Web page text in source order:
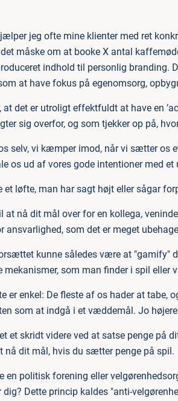
jeg ofte mine klienter med ret
måske om at booke X antal
indhold til personlig branding.
at have fokus på egenomsorg,
at det er utroligt effektfuldt at have en
sig overfor, og som tjekker op på,
selv, vi kæmper imod, når vi sætter os
os ud af vores gode intentioner med
et løfte, man har sagt højt eller sågar
at nå dit mål over for en kollega,
ansvarlighed, som det er meget
kunne således være at "gamify"
mekanismer, som man finder i spil eller
er enkel: De fleste af os hader at tabe,
som at indgå i et væddemål. Jo
et skridt videre ved at satse penge på
nå dit mål, hvis du sætter penge på spil.
en politisk forening eller
dig? Dette princip kaldes "anti-